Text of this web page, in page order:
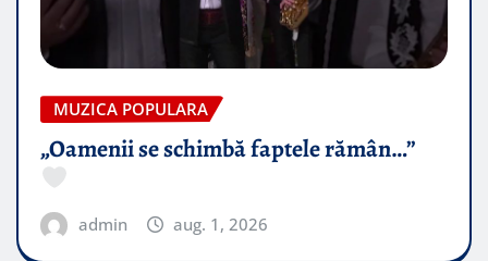
MUZICA POPULARA
„Oamenii se schimbă faptele rămân…”
admin aug. 1, 2026